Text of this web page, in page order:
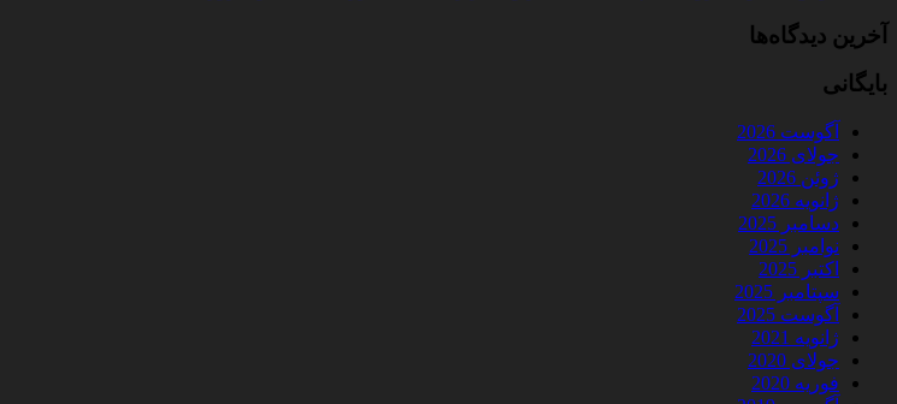
آخرین دیدگاه‌ها
بایگانی
آگوست 2026
جولای 2026
ژوئن 2026
ژانویه 2026
دسامبر 2025
نوامبر 2025
اکتبر 2025
سپتامبر 2025
آگوست 2025
ژانویه 2021
جولای 2020
فوریه 2020